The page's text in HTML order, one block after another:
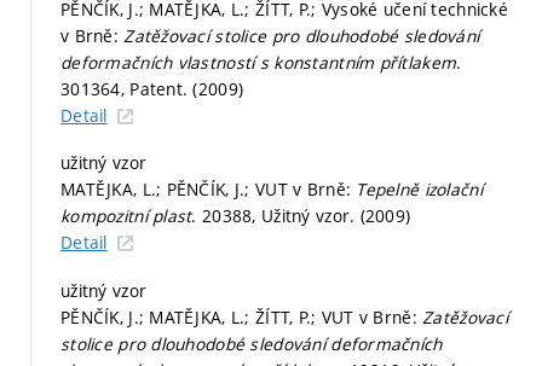
PĚNČÍK, J.; MATĚJKA, L.; ŽÍTT, P.; Vysoké učení technické
v Brně:Zatěžovací stolice pro dlouhodobé sledování
deformačních vlastností s konstantním přítlakem.
301364, Patent. (2009)
Detail
užitný vzor
MATĚJKA, L.; PĚNČÍK, J.; VUT v Brně: Tepelně izolační
kompozitní plast. 20388, Užitný vzor. (2009)
Detail
užitný vzor
PĚNČÍK, J.; MATĚJKA, L.; ŽÍTT, P.; VUT v Brně:Zatěžovací
stolice pro dlouhodobé sledování deformačních